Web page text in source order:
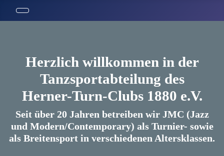
Herzlich willkommen in der
Tanzsportabteilung des
Herner-Turn-Clubs 1880 e.V.
Seit über 20 Jahren betreiben wir JMC (Jazz
und Modern/Contemporary) als Turnier- sowie
als Breitensport in verschiedenen Altersklassen.